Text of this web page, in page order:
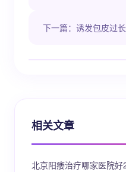
下一篇：诱发包皮过
相关文章
北京阳痿治疗哪家医院